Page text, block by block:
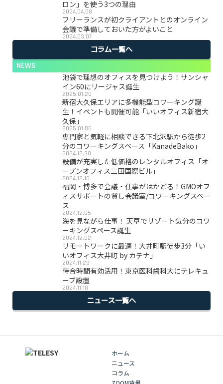
ロン」を使う3つの理由
2024.04.08
フリーランスが初クライアントとのオンライン
会議で準備しておいた方がよいこと
2024.03.07
コラム一覧へ
NEWS
池袋で理想のオフィスを見つけよう！サンシャ
イン60にリージャス誕生
2025.01.20
新宿大久保エリアに多機能型コワーキング誕
生！イベントも開催可能「いいオフィス新宿大
久保」
2025.01.06
専門家と気軽に相談できる下北沢駅から徒歩2
分のコワーキングスペース「KanadeBako」
2024.12.30
設備が充実した低価格のレンタルオフィス「オ
ープンオフィス三田国際ビル」
2024.12.16
福岡・博多で会議・仕事がはかどる！GMOオフ
ィスサポートの貸し会議室/コワーキングスペー
ス
2024.12.05
海を見ながら仕事！ 天草でリゾート気分のコワ
ーキングスペース誕生
2024.12.02
リモートワークに最適！大井町駅徒歩3分「い
いオフィス大井町 by カテナ」
2024.11.29
待合時間有効活用！東京医科歯科大にテレキュ
ーブ設置
2024.11.18
ニュース一覧へ
ホーム
ニュース
コラム